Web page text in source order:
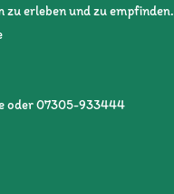
erleben und zu empfinden.
oder 07305-933444